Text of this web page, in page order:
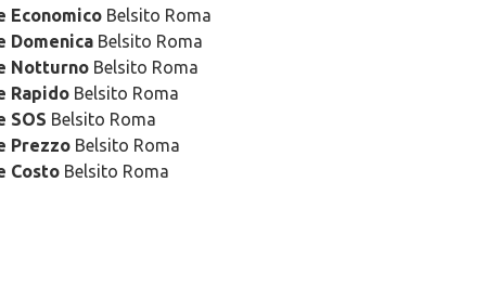
EconomicoBelsito Roma
DomenicaBelsito Roma
NotturnoBelsito Roma
RapidoBelsito Roma
SOS Belsito Roma
PrezzoBelsito Roma
CostoBelsito Roma